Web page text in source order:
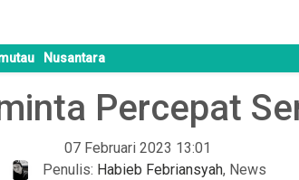
Nusantara
Percepat
07 Februari 2023 13:01
Penulis: Habieb Febriansyah, News